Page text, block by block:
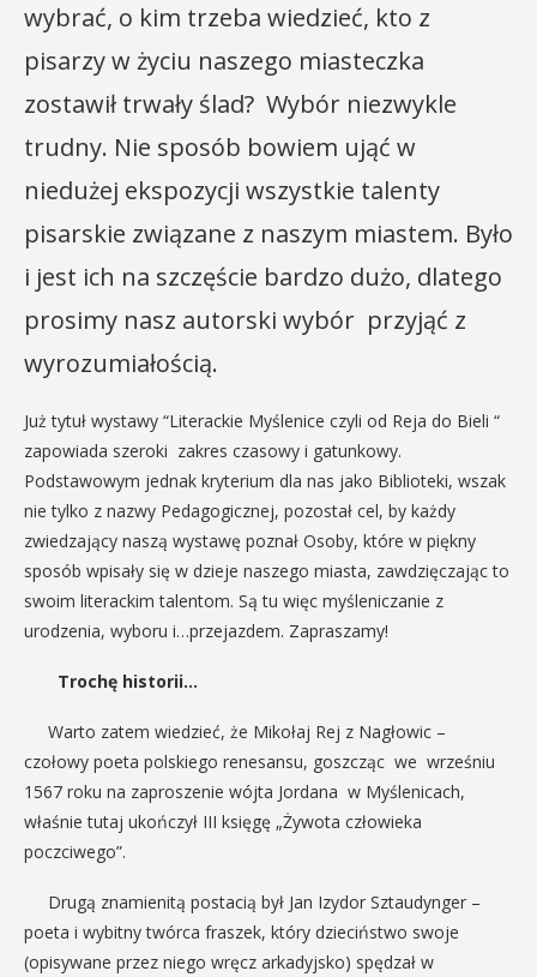
wybrać, o kim trzeba wiedzieć, kto z
pisarzy w życiu naszego miasteczka
zostawił trwały ślad? Wybór niezwykle
trudny. Nie sposób bowiem ująć w
niedużej ekspozycji wszystkie talenty
pisarskie związane z naszym miastem. Było
i jest ich na szczęście bardzo dużo, dlatego
prosimy nasz autorski wybór przyjąć z
wyrozumiałością.
Już tytuł wystawy “Literackie Myślenice czyli od Reja do Bieli “
zapowiada szeroki zakres czasowy i gatunkowy.
Podstawowym jednak kryterium dla nas jako Biblioteki, wszak
nie tylko z nazwy Pedagogicznej, pozostał cel, by każdy
zwiedzający naszą wystawę poznał Osoby, które w piękny
sposób wpisały się w dzieje naszego miasta, zawdzięczając to
swoim literackim talentom. Są tu więc myśleniczanie z
urodzenia, wyboru i…przejazdem. Zapraszamy!
Trochę historii…
Warto zatem wiedzieć, że Mikołaj Rej z Nagłowic –
czołowy poeta polskiego renesansu, goszcząc we wrześniu
1567 roku na zaproszenie wójta Jordana w Myślenicach,
właśnie tutaj ukończył III księgę „Żywota człowieka
poczciwego”.
Drugą znamienitą postacią był Jan Izydor Sztaudynger –
poeta i wybitny twórca fraszek, który dzieciństwo swoje
(opisywane przez niego wręcz arkadyjsko) spędzał w